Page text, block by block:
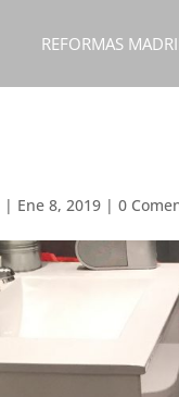
REFORMAS
| Ene 8, 2019 |0